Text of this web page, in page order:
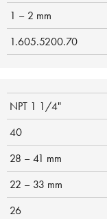
1 – 2 mm
1.605.5200.70
NPT 1 1/4"
40
28 – 41 mm
22 – 33 mm
26